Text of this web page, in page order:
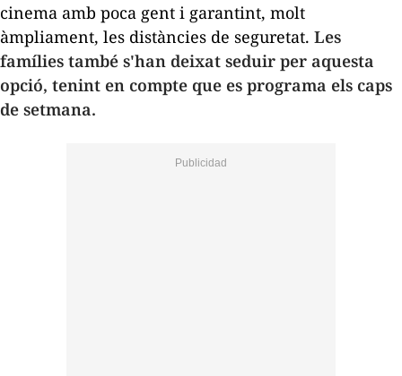
cinema amb poca gent i garantint, molt
àmpliament, les distàncies de seguretat. Les
famílies també s'han deixat seduir per aquesta
opció, tenint en compte que es programa els caps
de setmana.